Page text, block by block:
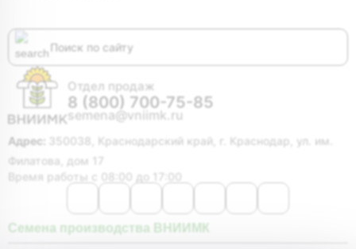
Отдел продаж
8 (800) 700-75-85
semena@vniimk.ru
Адрес:
350038, Краснодарский край, г. Краснодар, ул. им.
Филатова, дом 17
Время работы с 08:00 до 17:00
Семена производства ВНИИМК